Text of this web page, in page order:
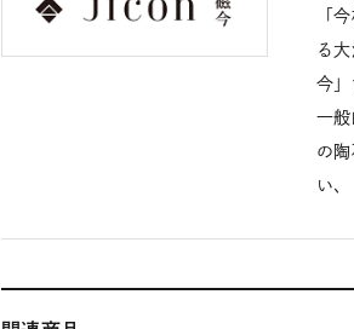
「
る
今」
一般
の
い